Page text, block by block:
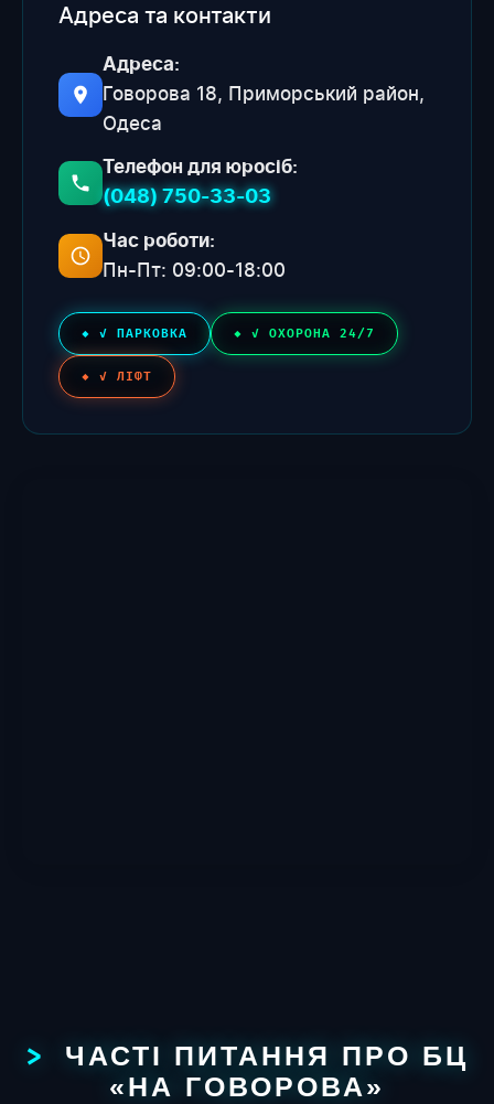
Адреса та контакти
Адреса:
Говорова 18, Приморський район,
Одеса
Телефон для юросіб:
(048) 750-33-03
Час роботи:
Пн-Пт: 09:00-18:00
✓ ПАРКОВКА ✓ ОХОРОНА 24/7
✓ ЛІФТ
ЧАСТІ ПИТАННЯ ПРО БЦ
«НА ГОВОРОВА»